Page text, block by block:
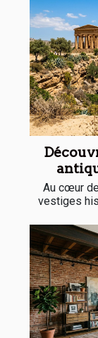
Au cœur
vestiges